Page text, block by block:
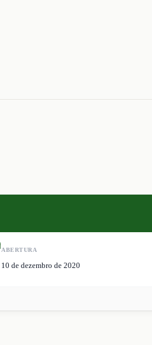
ABERTURA
10 de dezembro de 2020